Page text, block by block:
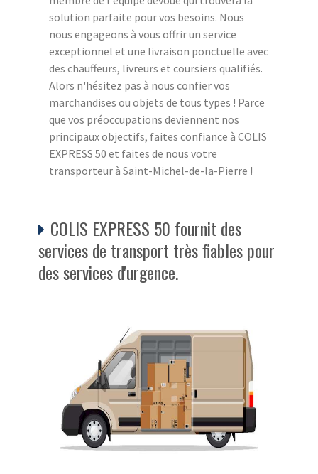
solution parfaite pour vos besoins. Nous
nous engageons à vous offrir un service
exceptionnel et une livraison ponctuelle avec
des chauffeurs, livreurs et coursiers qualifiés.
Alors n'hésitez pas à nous confier vos
marchandises ou objets de tous types ! Parce
que vos préoccupations deviennent nos
principaux objectifs, faites confiance à COLIS
EXPRESS 50 et faites de nous votre
transporteur à Saint-Michel-de-la-Pierre !
COLIS EXPRESS 50 fournit des
services de transport très fiables pour
des services d'urgence.